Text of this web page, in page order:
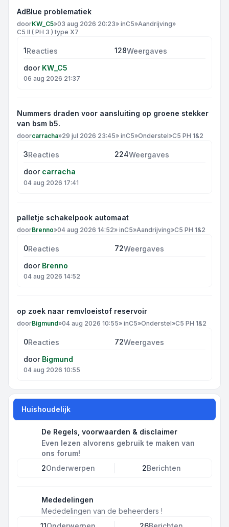
AdBlue problematiek
doorKW_C5»03 aug 2026 20:23» inC5»Aandrijving»
C5 II ( PH 3 ) type X7
1Reacties 128Weergaves
door KW_C5
06 aug 2026 21:37
Nummers draden voor aansluiting op groene stekker
van bsm b5.
doorcarracha»29 jul 2026 23:45» inC5»Onderstel»C5 PH 1&2
3Reacties 224Weergaves
door carracha
04 aug 2026 17:41
palletje schakelpook automaat
doorBrenno»04 aug 2026 14:52» inC5»Aandrijving»C5 PH 1&2
0Reacties 72Weergaves
door Brenno
04 aug 2026 14:52
op zoek naar remvloeistof reservoir
doorBigmund»04 aug 2026 10:55» inC5»Onderstel»C5 PH 1&2
0Reacties 72Weergaves
door Bigmund
04 aug 2026 10:55
Huishoudelijk
De Regels, voorwaarden & disclaimer
Even lezen alvorens gebruik te maken van
ons forum!
2Onderwerpen 2Berichten
Mededelingen
Mededelingen van de beheerders !